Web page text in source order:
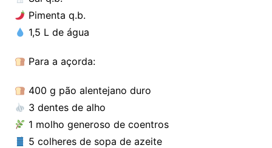
Pimenta q.b.
1,5 L de água
Para a açorda:
400 g pão alentejano duro
3 dentes de alho
1 molho generoso de coentros
5 colheres de sopa de azeite